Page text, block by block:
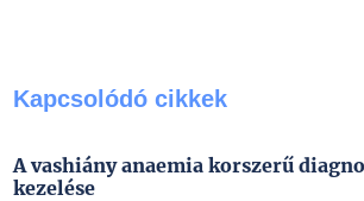
Kapcsolódó cikkek
A vashiány anaemia korszerű
kezelése